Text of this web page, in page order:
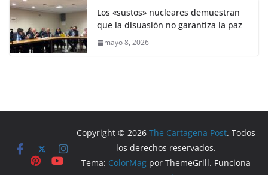
Los «sustos» nucleares demuestran
que la disuasión no garantiza la paz
mayo 8, 2026
Copyright © 2026The Cartagena Post. Todos
los derechos reservados.
Tema: ColorMag por ThemeGrill. Funciona